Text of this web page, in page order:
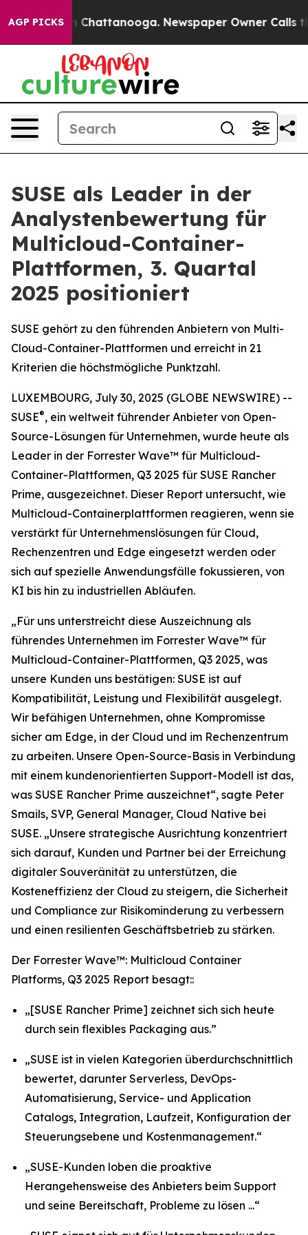
AGP PICKS
Chaos in Chattanooga. Newspaper Owner Calls the
SUSE als Leader in der
Analystenbewertung für
Multicloud-Container-
Plattformen, 3. Quartal
2025 positioniert
SUSE gehört zu den führenden Anbietern von Multi-
Cloud-Container-Plattformen und erreicht in 21
Kriterien die höchstmögliche Punktzahl.
LUXEMBOURG, July 30, 2025 (GLOBE NEWSWIRE) --
SUSE®, ein weltweit führender Anbieter von Open-
Source-Lösungen für Unternehmen, wurde heute als
Leader in der Forrester Wave™ für Multicloud-
Container-Plattformen, Q3 2025 für SUSE Rancher
Prime, ausgezeichnet. Dieser Report untersucht, wie
Multicloud-Containerplattformen reagieren, wenn sie
verstärkt für Unternehmenslösungen für Cloud,
Rechenzentren und Edge eingesetzt werden oder
sich auf spezielle Anwendungsfälle fokussieren, von
KI bis hin zu industriellen Abläufen.
„Für uns unterstreicht diese Auszeichnung als
führendes Unternehmen im Forrester Wave™ für
Multicloud-Container-Plattformen, Q3 2025, was
unsere Kunden uns bestätigen: SUSE ist auf
Kompatibilität, Leistung und Flexibilität ausgelegt.
Wir befähigen Unternehmen, ohne Kompromisse
sicher am Edge, in der Cloud und im Rechenzentrum
zu arbeiten. Unsere Open-Source-Basis in Verbindung
mit einem kundenorientierten Support-Modell ist das,
was SUSE Rancher Prime auszeichnet“, sagte Peter
Smails, SVP, General Manager, Cloud Native bei
SUSE. „Unsere strategische Ausrichtung konzentriert
sich darauf, Kunden und Partner bei der Erreichung
digitaler Souveränität zu unterstützen, die
Kosteneffizienz der Cloud zu steigern, die Sicherheit
und Compliance zur Risikominderung zu verbessern
und einen resilienten Geschäftsbetrieb zu stärken.
Der Forrester Wave™: Multicloud Container
Platforms, Q3 2025 Report besagt::
„[SUSE Rancher Prime] zeichnet sich sich heute
durch sein flexibles Packaging aus.”
„SUSE ist in vielen Kategorien überdurchschnittlich
bewertet, darunter Serverless, DevOps-
Automatisierung, Service- und Application
Catalogs, Integration, Laufzeit, Konfiguration der
Steuerungsebene und Kostenmanagement.“
„SUSE-Kunden loben die proaktive
Herangehensweise des Anbieters beim Support
und seine Bereitschaft, Probleme zu lösen ...“